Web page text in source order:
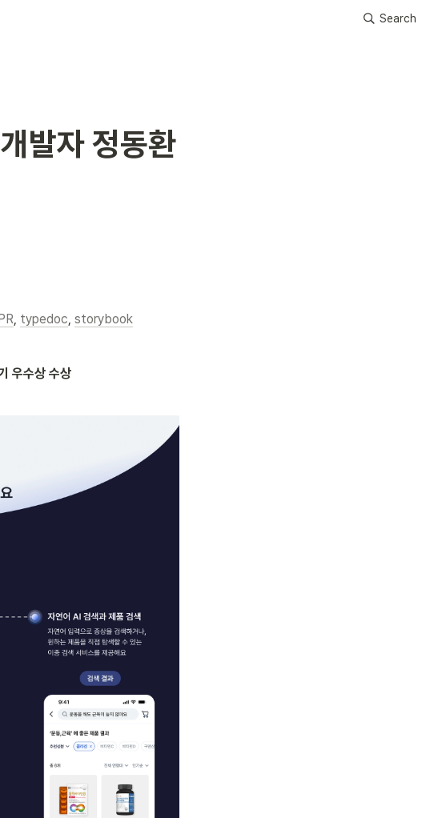
Search
발자 정동환
, typedoc, storybook
우수상 수상